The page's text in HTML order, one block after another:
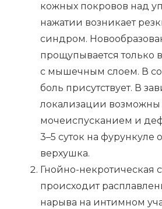
кожных покровов над
нажатии возникает
синдром.
прощупывается только
с мышечным слоем. В
боль присутствует. В
локализации
мочеиспусканием и
3–5 суток на фурункуле
верхушка.
Гнойно-некротическая
происходит
нарыва на интимном